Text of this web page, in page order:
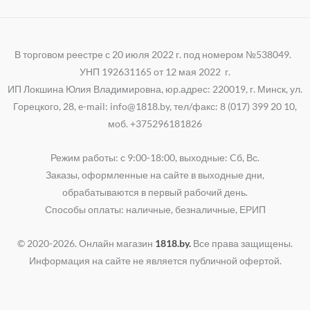
В торговом реестре с 20 июля 2022 г. под номером №538049.
УНП 192631165 от 12 мая 2022 г.
ИП Локшина Юлия Владимировна, юр.адрес: 220019, г. Минск, ул.
Горецкого, 28, e-mail: info@1818.by, тел/факс: 8 (017) 399 20 10,
моб. +375296181826
Режим работы: с 9:00-18:00, выходные: Cб, Вс.
Заказы, оформленные на сайте в выходные дни,
обрабатываются в первый рабочий день.
Способы оплаты: наличные, безналичные, ЕРИП
© 2020-2026. Онлайн магазин 1818.by. Все права защищены.
Информация на сайте не является публичной офертой.